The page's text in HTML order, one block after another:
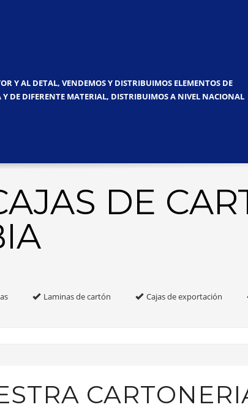
Y AL DETAL, VENDEMOS Y DISTRIBUIMOS ELEMENTOS DE
DE DIFERENTE MATERIAL, DISTRIBUIMOS A NIVEL NACIONAL
DE
Laminas de cartón Cajas de exportación